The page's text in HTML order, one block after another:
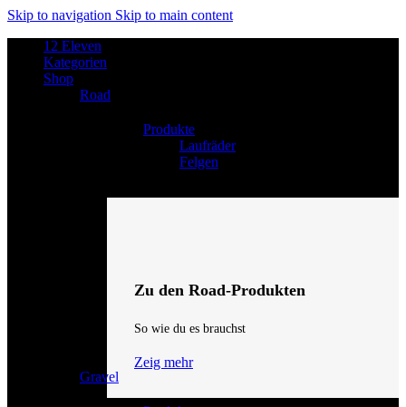
Skip to navigation Skip to main content
12 Eleven
Kategorien
Shop
Road
Produkte
Laufräder
Felgen
Zu den Road-Produkten
So wie du es brauchst
Zeig mehr
Gravel